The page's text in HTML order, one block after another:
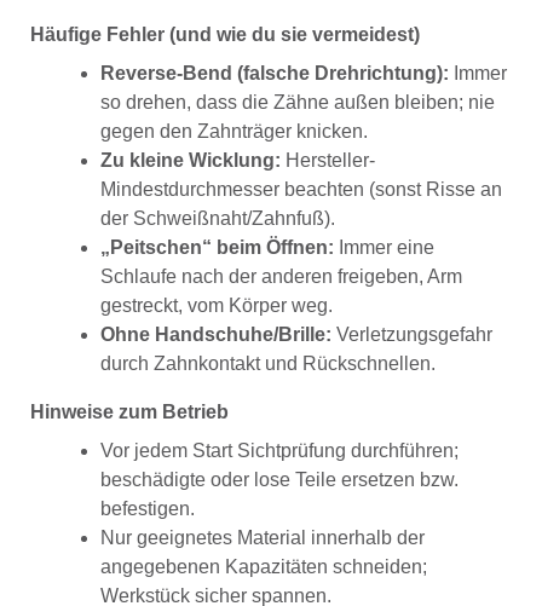
Häufige Fehler (und wie du sie vermeidest)
Reverse-Bend (falsche Drehrichtung): Immer
so drehen, dass die Zähne außen bleiben; nie
gegen den Zahnträger knicken.
Zu kleine Wicklung: Hersteller-
Mindestdurchmesser beachten (sonst Risse an
der Schweißnaht/Zahnfuß).
„Peitschen“ beim Öffnen: Immer eine
Schlaufe nach der anderen freigeben, Arm
gestreckt, vom Körper weg.
Ohne Handschuhe/Brille: Verletzungsgefahr
durch Zahnkontakt und Rückschnellen.
Hinweise zum Betrieb
Vor jedem Start Sichtprüfung durchführen;
beschädigte oder lose Teile ersetzen bzw.
befestigen.
Nur geeignetes Material innerhalb der
angegebenen Kapazitäten schneiden;
Werkstück sicher spannen.